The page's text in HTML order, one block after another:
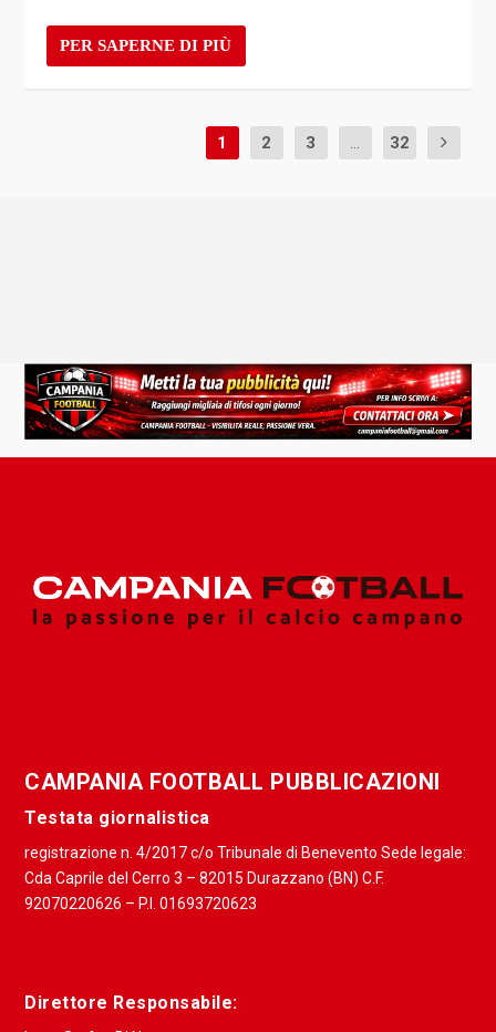
PER SAPERNE DI PIÙ
1 2 3 ... 32
CAMPANIA FOOTBALL PUBBLICAZIONI
Testata giornalistica
registrazione n. 4/2017 c/o Tribunale di Benevento Sede legale:
Cda Caprile del Cerro 3 – 82015 Durazzano (BN) C.F.
92070220626 – P.I. 01693720623
Direttore Responsabile: